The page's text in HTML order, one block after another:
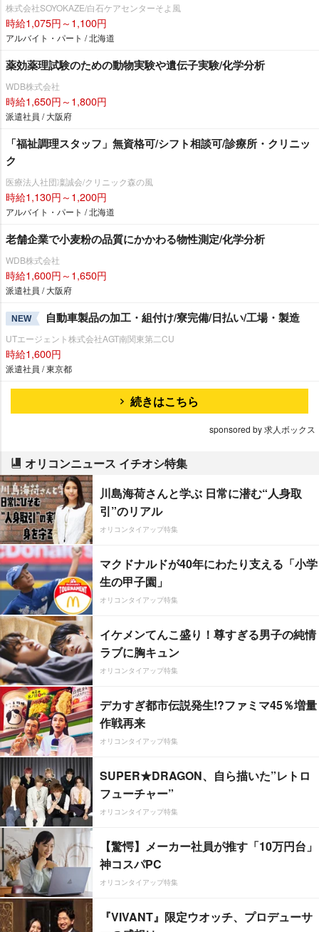
株式会社SOYOKAZE/白石ケアセンターそよ風
時給1,075円～1,100円
アルバイト・パート / 北海道
薬効薬理試験のための動物実験や遺伝子実験/化学分析
WDB株式会社
時給1,650円～1,800円
派遣社員 / 大阪府
「福祉調理スタッフ」無資格可/シフト相談可/診療所・クリニッ
ク
医療法人社団凜誠会/クリニック森の風
時給1,130円～1,200円
アルバイト・パート / 北海道
老舗企業で小麦粉の品質にかかわる物性測定/化学分析
WDB株式会社
時給1,600円～1,650円
派遣社員 / 大阪府
NEW 自動車製品の加工・組付け/寮完備/日払い/工場・製造
UTエージェント株式会社AGT南関東第二CU
時給1,600円
派遣社員 / 東京都
続きはこちら
sponsored by 求人ボックス
オリコンニュース イチオシ特集
川島海荷さんと学ぶ 日常に潜む“人身取
引”のリアル
オリコンタイアップ特集
マクドナルドが40年にわたり支える「小学
生の甲子園」
オリコンタイアップ特集
イケメンてんこ盛り！尊すぎる男子の純情
ラブに胸キュン
オリコンタイアップ特集
デカすぎ都市伝説発生!?ファミマ45％増量
作戦再来
オリコンタイアップ特集
SUPER★DRAGON、自ら描いた”レトロ
フューチャー”
オリコンタイアップ特集
【驚愕】メーカー社員が推す「10万円台」
神コスパPC
オリコンタイアップ特集
『VIVANT』限定ウオッチ、プロデューサ